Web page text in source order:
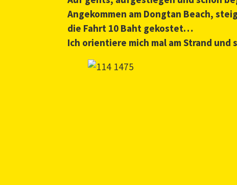
Angekommen am Dongtan Beach,
die Fahrt 10 Baht gekostet…
Ich orientiere mich mal am Strand